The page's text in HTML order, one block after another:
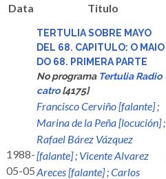
Data Titulo
1988-
05-05
TERTULIA SOBRE MAYO
DEL 68. CAPITULO: O MAIO
DO 68. PRIMERA PARTE
No programa Tertulia Radio
catro[4175]
Francisco Cerviño [falante];
Marina de la Peña [locución];
Rafael Bárez Vázquez
[falante]; Vicente Alvarez
Areces [falante];Carlos